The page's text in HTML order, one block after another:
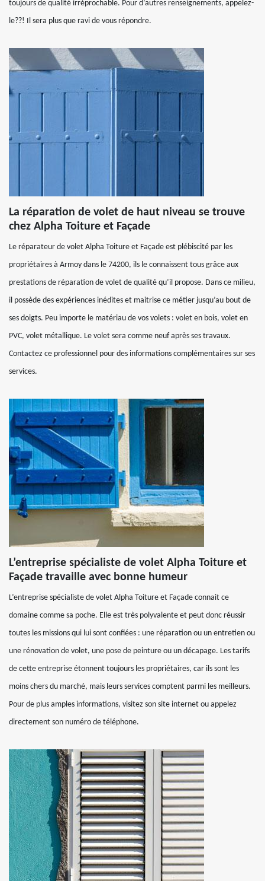
toujours de qualité irréprochable. Pour d’autres renseignements, appelez-
le??! Il sera plus que ravi de vous répondre.
La réparation de volet de haut niveau se trouve
chez Alpha Toiture et Façade
Le réparateur de volet Alpha Toiture et Façade est plébiscité par les
propriétaires à Armoy dans le 74200, ils le connaissent tous grâce aux
prestations de réparation de volet de qualité qu’il propose. Dans ce milieu,
il possède des expériences inédites et maitrise ce métier jusqu’au bout de
ses doigts. Peu importe le matériau de vos volets : volet en bois, volet en
PVC, volet métallique. Le volet sera comme neuf après ses travaux.
Contactez ce professionnel pour des informations complémentaires sur ses
services.
L’entreprise spécialiste de volet Alpha Toiture et
Façade travaille avec bonne humeur
L’entreprise spécialiste de volet Alpha Toiture et Façade connait ce
domaine comme sa poche. Elle est très polyvalente et peut donc réussir
toutes les missions qui lui sont confiées : une réparation ou un entretien ou
une rénovation de volet, une pose de peinture ou un décapage. Les tarifs
de cette entreprise étonnent toujours les propriétaires, car ils sont les
moins chers du marché, mais leurs services comptent parmi les meilleurs.
Pour de plus amples informations, visitez son site internet ou appelez
directement son numéro de téléphone.